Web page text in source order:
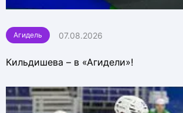
Агидель 07.08.2026
Кильдишева – в «Агидели»!